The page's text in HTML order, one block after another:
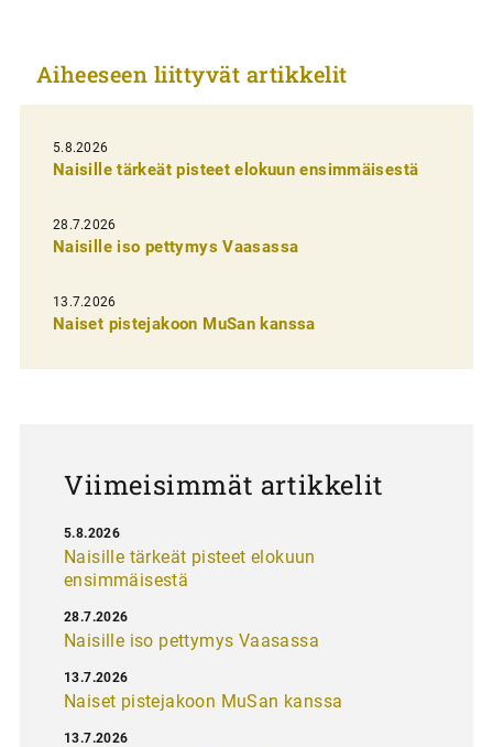
k
e
l
i
e
n
e
Aiheeseen liittyvät artikkelit
5.8.2026
Naisille tärkeät pisteet elokuun ensimmäisestä
28.7.2026
Naisille iso pettymys Vaasassa
13.7.2026
Naiset pistejakoon MuSan kanssa
Viimeisimmät artikkelit
Naisille tärkeät pisteet elokuun
ensimmäisestä
5.8.2026
Naisille iso pettymys Vaasassa
28.7.2026
Naiset pistejakoon MuSan kanssa
13.7.2026
13.7.2026